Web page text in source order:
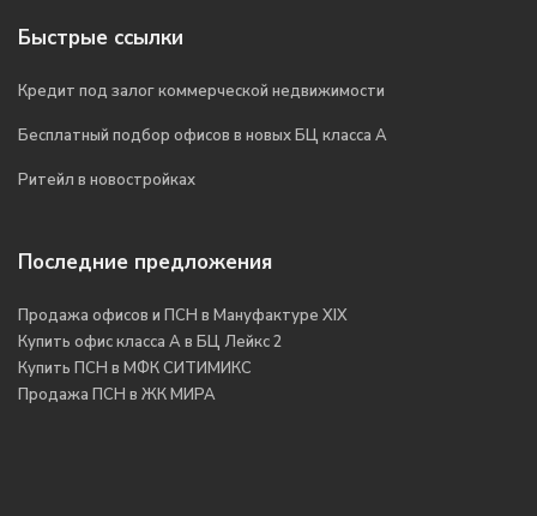
Быстрые ссылки
Кредит под залог коммерческой недвижимости
Бесплатный подбор офисов в новых БЦ класса А
Ритейл в новостройках
Последние предложения
Продажа офисов и ПСН в Мануфактуре XIX
Купить офис класса А в БЦ Лейкс 2
Купить ПСН в МФК СИТИМИКС
Продажа ПСН в ЖК МИРА